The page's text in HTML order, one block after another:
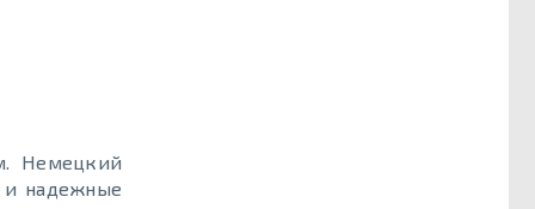
Немецкий
и надежные